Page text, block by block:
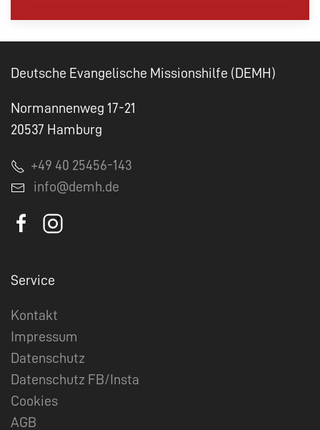
Deutsche Evangelische Missionshilfe (DEMH)
Normannenweg 17-21
20537 Hamburg
+49 40 25456-143
info@demh.de
Service
Kontakt
Impressum
Datenschutz
Datenschutz FB/Insta
Cookies
AGB